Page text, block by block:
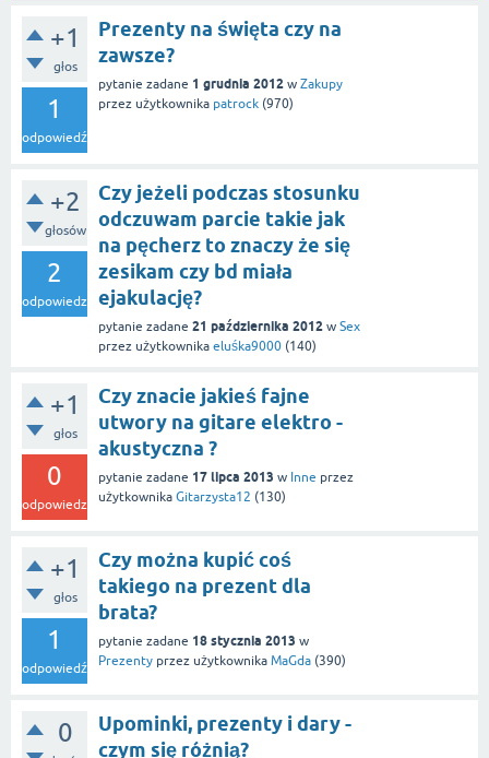
+1
głos
1
odpowiedź
Prezenty na święta czy na
zawsze?
pytanie zadane 1 grudnia 2012 w Zakupy
przez użytkownika patrock (970)
+2
głosów
2
odpowiedzi
Czy jeżeli podczas stosunku
odczuwam parcie takie jak
na pęcherz to znaczy że się
zesikam czy bd miała
ejakulację?
pytanie zadane 21 października 2012 w Sex
przez użytkownika eluśka9000 (140)
+1
głos
0
odpowiedzi
Czy znacie jakieś fajne
utwory na gitare elektro -
akustyczna ?
pytanie zadane 17 lipca 2013 w Inne przez
użytkownika Gitarzysta12 (130)
+1
głos
1
odpowiedź
Czy można kupić coś
takiego na prezent dla
brata?
pytanie zadane 18 stycznia 2013 w
Prezenty przez użytkownika MaGda (390)
0
Upominki, prezenty i dary -
czym się różnią?